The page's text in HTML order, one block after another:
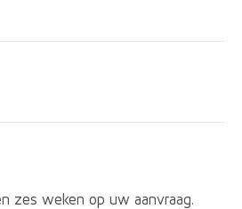
zes weken op uw aanvraag.